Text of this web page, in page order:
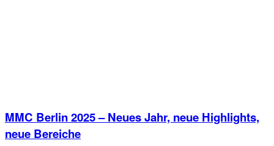
MMC Berlin 2025 – Neues Jahr, neue Highlights,
neue Bereiche